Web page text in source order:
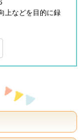
上などを目的に録